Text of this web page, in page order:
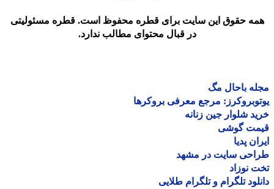
حقوق این سایت برای قطره محفوظ است. قطره مسئولیتی
در قبال محتوای مطالب ندارد.
باحال مگ
مرجع معرفی بروکرها
شلوار جین زنانه
گوشی
پدیا
سایت در مشهد
نوزاد
تلگرام و تلگرام طلایی